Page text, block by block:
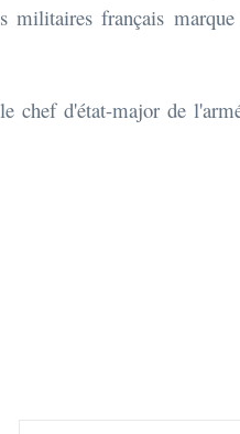
français
chef d'état-major de